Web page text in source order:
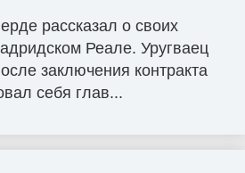
рассказал о своих
Реале. Уругваец
заключения контракта
себя глав...